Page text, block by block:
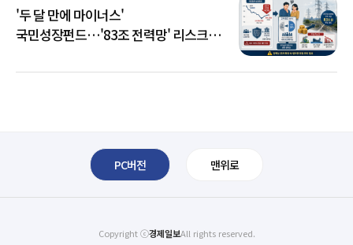
'두 달 만에 마이너스'
국민성장펀드…'83조 전력망' 리스크
PC버전 맨위로
Copyright ⓒ경제일보All rights reserved.